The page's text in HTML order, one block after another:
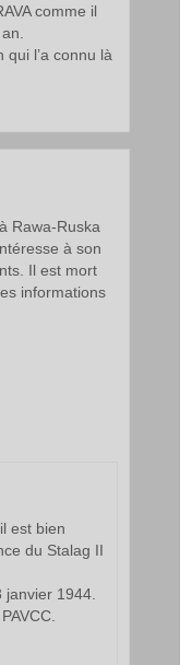
comme il
l’a connu là
Rawa-Ruska
à son
Il est mort
informations
est bien
du Stalag II
1944.